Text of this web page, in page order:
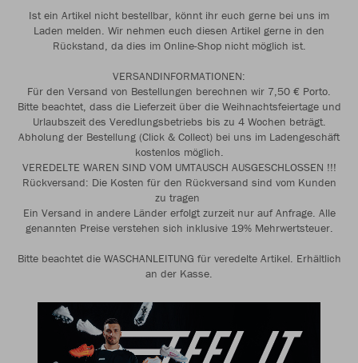
Ist ein Artikel nicht bestellbar, könnt ihr euch gerne bei uns im
Laden melden. Wir nehmen euch diesen Artikel gerne in den
Rückstand, da dies im Online-Shop nicht möglich ist.
VERSANDINFORMATIONEN:
Für den Versand von Bestellungen berechnen wir 7,50 € Porto.
Bitte beachtet, dass die Lieferzeit über die Weihnachtsfeiertage und
Urlaubszeit des Veredlungsbetriebs bis zu 4 Wochen beträgt.
Abholung der Bestellung (Click & Collect) bei uns im Ladengeschäft
kostenlos möglich.
VEREDELTE WAREN SIND VOM UMTAUSCH AUSGESCHLOSSEN !!!
Rückversand: Die Kosten für den Rückversand sind vom Kunden
zu tragen
Ein Versand in andere Länder erfolgt zurzeit nur auf Anfrage. Alle
genannten Preise verstehen sich inklusive 19% Mehrwertsteuer.
Bitte beachtet die WASCHANLEITUNG für veredelte Artikel. Erhältlich
an der Kasse.